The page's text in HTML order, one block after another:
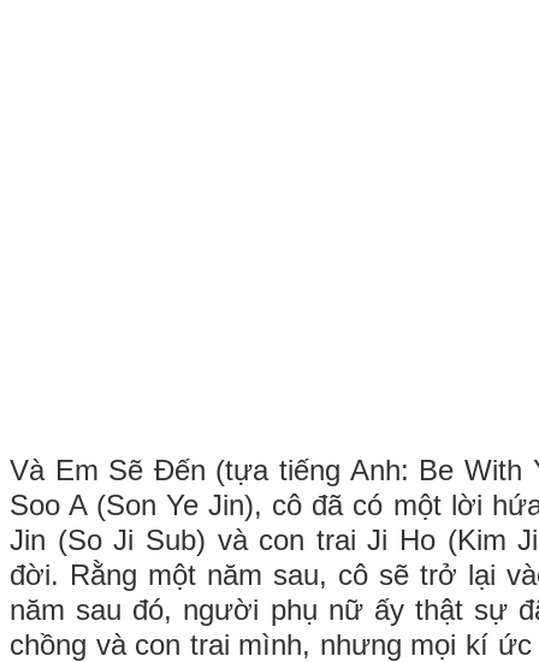
Và Em Sẽ Đến (tựa tiếng Anh: Be With
Soo A (Son Ye Jin), cô đã có một lời
Jin (So Ji Sub) và con trai Ji Ho (Kim
đời. Rằng một năm sau, cô sẽ trở lại
năm sau đó, người phụ nữ ấy thật sự
chồng và con trai mình, nhưng mọi kí